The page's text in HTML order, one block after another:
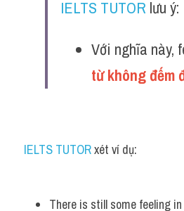
IELTS TUTOR lưu ý:
Với nghĩa này,
từ không đếm
IELTS TUTOR xét ví dụ:
There is still some feeling